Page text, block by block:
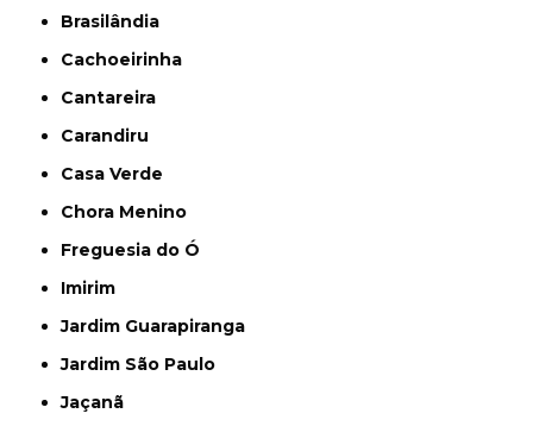
Brasilândia
Cachoeirinha
Cantareira
Carandiru
Casa Verde
Chora Menino
Freguesia do Ó
Imirim
Jardim Guarapiranga
Jardim São Paulo
Jaçanã